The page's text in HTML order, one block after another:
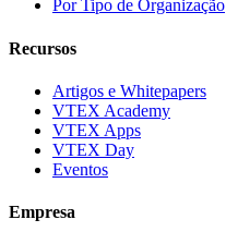
Por Tipo de Organização
Recursos
Artigos e Whitepapers
VTEX Academy
VTEX Apps
VTEX Day
Eventos
Empresa